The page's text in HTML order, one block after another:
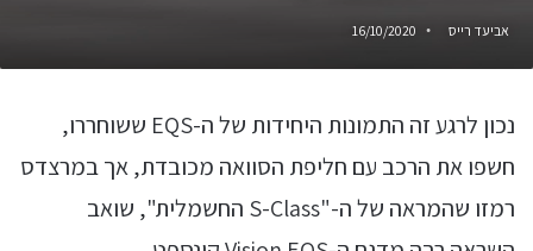
אביעד רייס 16/10/2020
נכון לרגע זה התמונות היחידות של ה-EQS ששוחררו,
חשפו את הרכב עם חליפת הסוואה מכובדת, אך במרצדס
רמזו שהמראה של ה-"S-Class החשמלית", שואב